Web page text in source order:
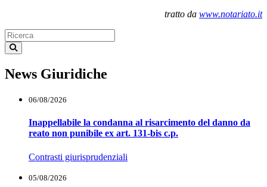
tratto da www.notariato.it
News Giuridiche
06/08/2026
Inappellabile la condanna al risarcimento del danno da
reato non punibile ex art. 131-bis c.p.
Contrasti giurisprudenziali
05/08/2026